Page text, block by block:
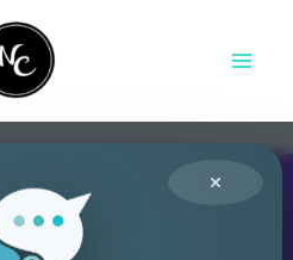
×